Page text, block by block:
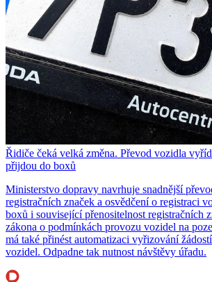
Řidiče čeká velká změna. Převod vozidla
přijdou do boxů
Ministerstvo dopravy navrhuje snadnější
registračních značek a osvědčení o registraci
boxů i související přenositelnost registračních
zákona o podmínkách provozu vozidel na
má také přinést automatizaci vyřizování
vozidel. Odpadne tak nutnost návštěvy úřadu.